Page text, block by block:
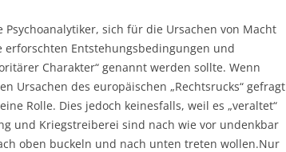
sich für die Ursachen von Macht
Entstehungsbedingungen und
Charakter“ genannt werden sollte. Wenn
Ursachen des europäischen „Rechtsrucks“ gefragt
Rolle. Dies jedoch keinesfalls, weil es „veraltet“
und Kriegstreiberei sind nach wie vor undenkbar
oben buckeln und nach unten treten wollen.Nur